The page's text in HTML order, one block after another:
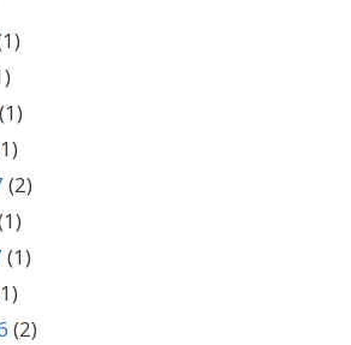
(1)
(2)
(1)
(2)